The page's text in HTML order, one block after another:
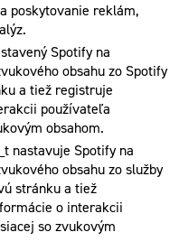
poskytovanie reklám,
Spotify na
obsahu zo Spotify
a tiež registruje
používateľa
obsahom.
nastavuje Spotify na
obsahu zo služby
stránku a tiež
o interakcii
so zvukovým